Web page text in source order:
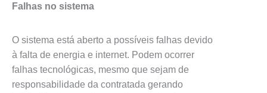
Falhas no sistema
O sistema está aberto a possíveis falhas devido
à falta de energia e internet. Podem ocorrer
falhas tecnológicas, mesmo que sejam de
responsabilidade da contratada gerando